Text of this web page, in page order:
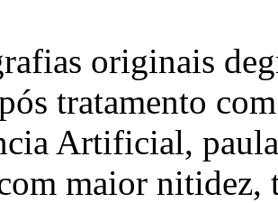
originais
tratamento
Artificial,
maior nitidez,